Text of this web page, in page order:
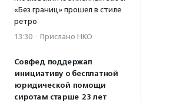
«Без границ» прошел в стиле
ретро
13:30 · Прислано НКО
Совфед поддержал
инициативу о бесплатной
юридической помощи
сиротам старше 23 лет